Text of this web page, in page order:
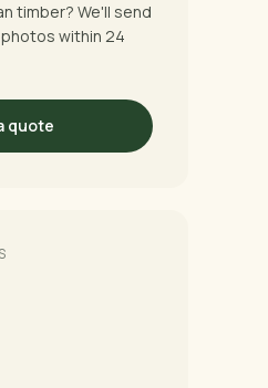
timber? We'll send
within 24
quote